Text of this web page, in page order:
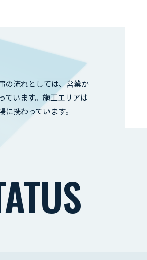
の流れとしては、営業か
ています。施工エリアは
携わっています。